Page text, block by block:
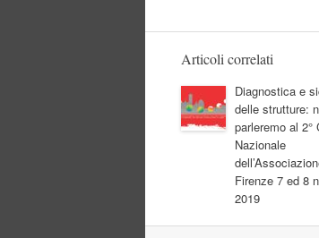
Articoli correlati
Diagnostica e
delle strutture:
parleremo al 2°
Nazionale
Firenze 7 ed 8
2019